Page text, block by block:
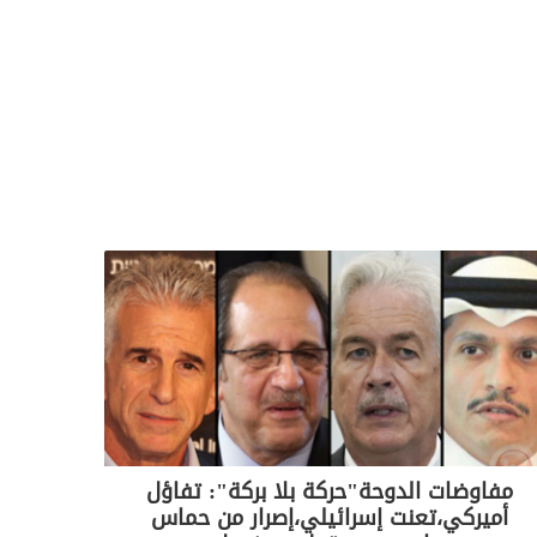
مفاوضات الدوحة"حركة بلا بركة": تفاؤل
أميركي،تعنت إسرائيلي،إصرار من حماس